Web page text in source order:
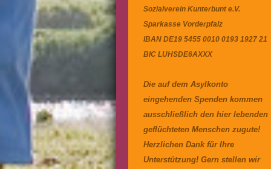
Sozialverein Kunterbunt e.V.
Sparkasse Vorderpfalz
IBAN DE19 5455 0010 0193 1927 21
BIC LUHSDE6AXXX
Die auf dem Asylkonto
eingehenden Spenden kommen
ausschließlich den hier lebenden
geflüchteten Menschen zugute!
Herzlichen Dank für Ihre
Unterstützung! Gern stellen wir